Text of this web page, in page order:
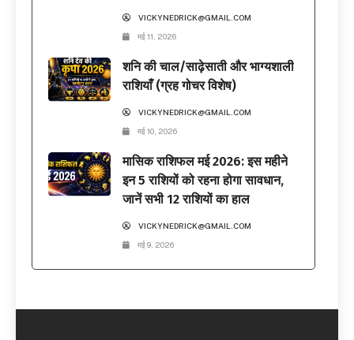
VICKYNEDRICK@GMAIL.COM
मई 11, 2026
शनि की चाल/साढ़ेसाती और भाग्यशाली
राशियाँ (ग्रह गोचर विशेष)
VICKYNEDRICK@GMAIL.COM
मई 10, 2026
मासिक राशिफल मई 2026: इस महीने
इन 5 राशियों को रहना होगा सावधान,
जानें सभी 12 राशियों का हाल
VICKYNEDRICK@GMAIL.COM
मई 9, 2026